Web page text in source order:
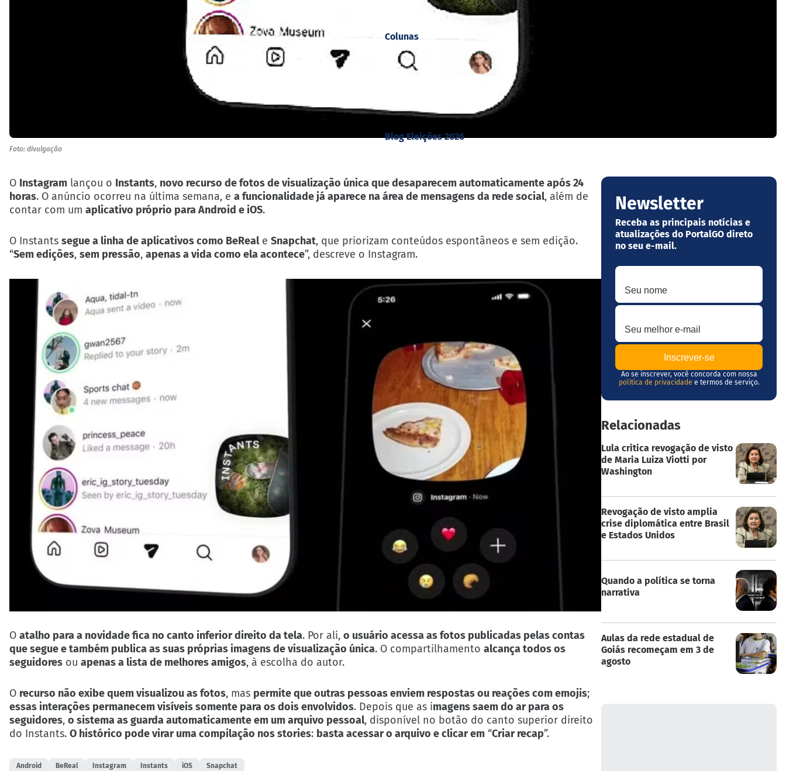
Colunas
Blog Eleições 2026
Foto: divulgação
O Instagram lançou o Instants, novo recurso de fotos de visualização única que desaparecem automaticamente após 24
horas. O anúncio ocorreu na última semana, e a funcionalidade já aparece na área de mensagens da rede social, além de
contar com um aplicativo próprio para Android e iOS.
O Instants segue a linha de aplicativos como BeReale Snapchat, que priorizam conteúdos espontâneos e sem edição.
“Sem edições, sem pressão, apenas a vida como ela acontece”, descreve o Instagram.
O atalho para a novidade fica no canto inferior direito da tela. Por ali, o usuário acessa as fotos publicadas pelas contas
que segue e também publica as suas próprias imagens de visualização única. O compartilhamento alcança todos os
seguidores ou apenas a lista de melhores amigos, à escolha do autor.
O recurso não exibe quem visualizou as fotos, mas permite que outras pessoas enviem respostas ou reações com emojis;
essas interações permanecem visíveis somente para os dois envolvidos. Depois que as imagens saem do ar para os
seguidores, o sistema as guarda automaticamente em um arquivo pessoal, disponível no botão do canto superior direito
do Instants. O histórico pode virar uma compilação nos stories: basta acessar o arquivo e clicar em “Criar recap”.
Android BeReal Instagram Instants iOS Snapchat
Newsletter
Receba as principais notícias e
atualizações do PortalGO direto
no seu e-mail.
Seu nome
Seu melhor e-mail
Ao se inscrever, você concorda com nossa
política de privacidade e termos de serviço.
Relacionadas
Lula critica revogação de visto
de Maria Luiza Viotti por
Washington
Revogação de visto amplia
crise diplomática entre Brasil
e Estados Unidos
Quando a política se torna
narrativa
Aulas da rede estadual de
Goiás recomeçam em 3 de
agosto